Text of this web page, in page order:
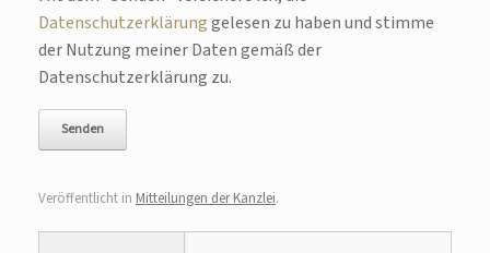
Datenschutzerklärunggelesen zu haben und stimme
der Nutzung meiner Daten gemäß der
Datenschutzerklärung zu.
Veröffentlicht in Mitteilungen der Kanzlei.